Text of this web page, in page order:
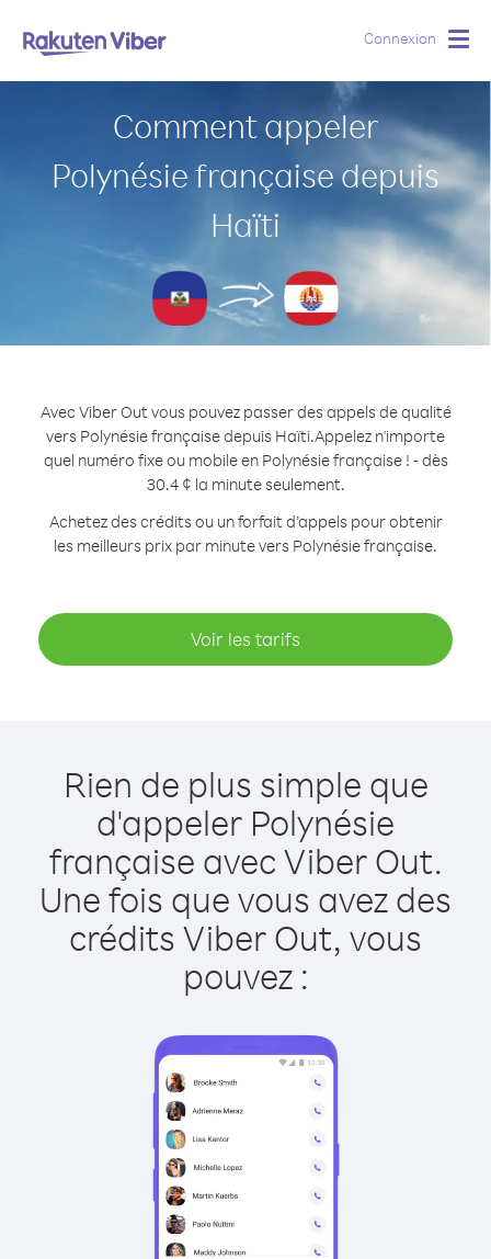
Connexion
Comment appeler
Polynésie française depuis
Haïti
Avec Viber Out vous pouvez passer des appels de qualité
vers Polynésie française depuis Haïti.Appelez n'importe
quel numéro fixe ou mobile en Polynésie française ! - dès
30.4 ¢ la minute seulement.
Achetez des crédits ou un forfait d’appels pour obtenir
les meilleurs prix par minute vers Polynésie française.
Voir les tarifs
Rien de plus simple que
d'appeler Polynésie
française avec Viber Out.
Une fois que vous avez des
crédits Viber Out, vous
pouvez :